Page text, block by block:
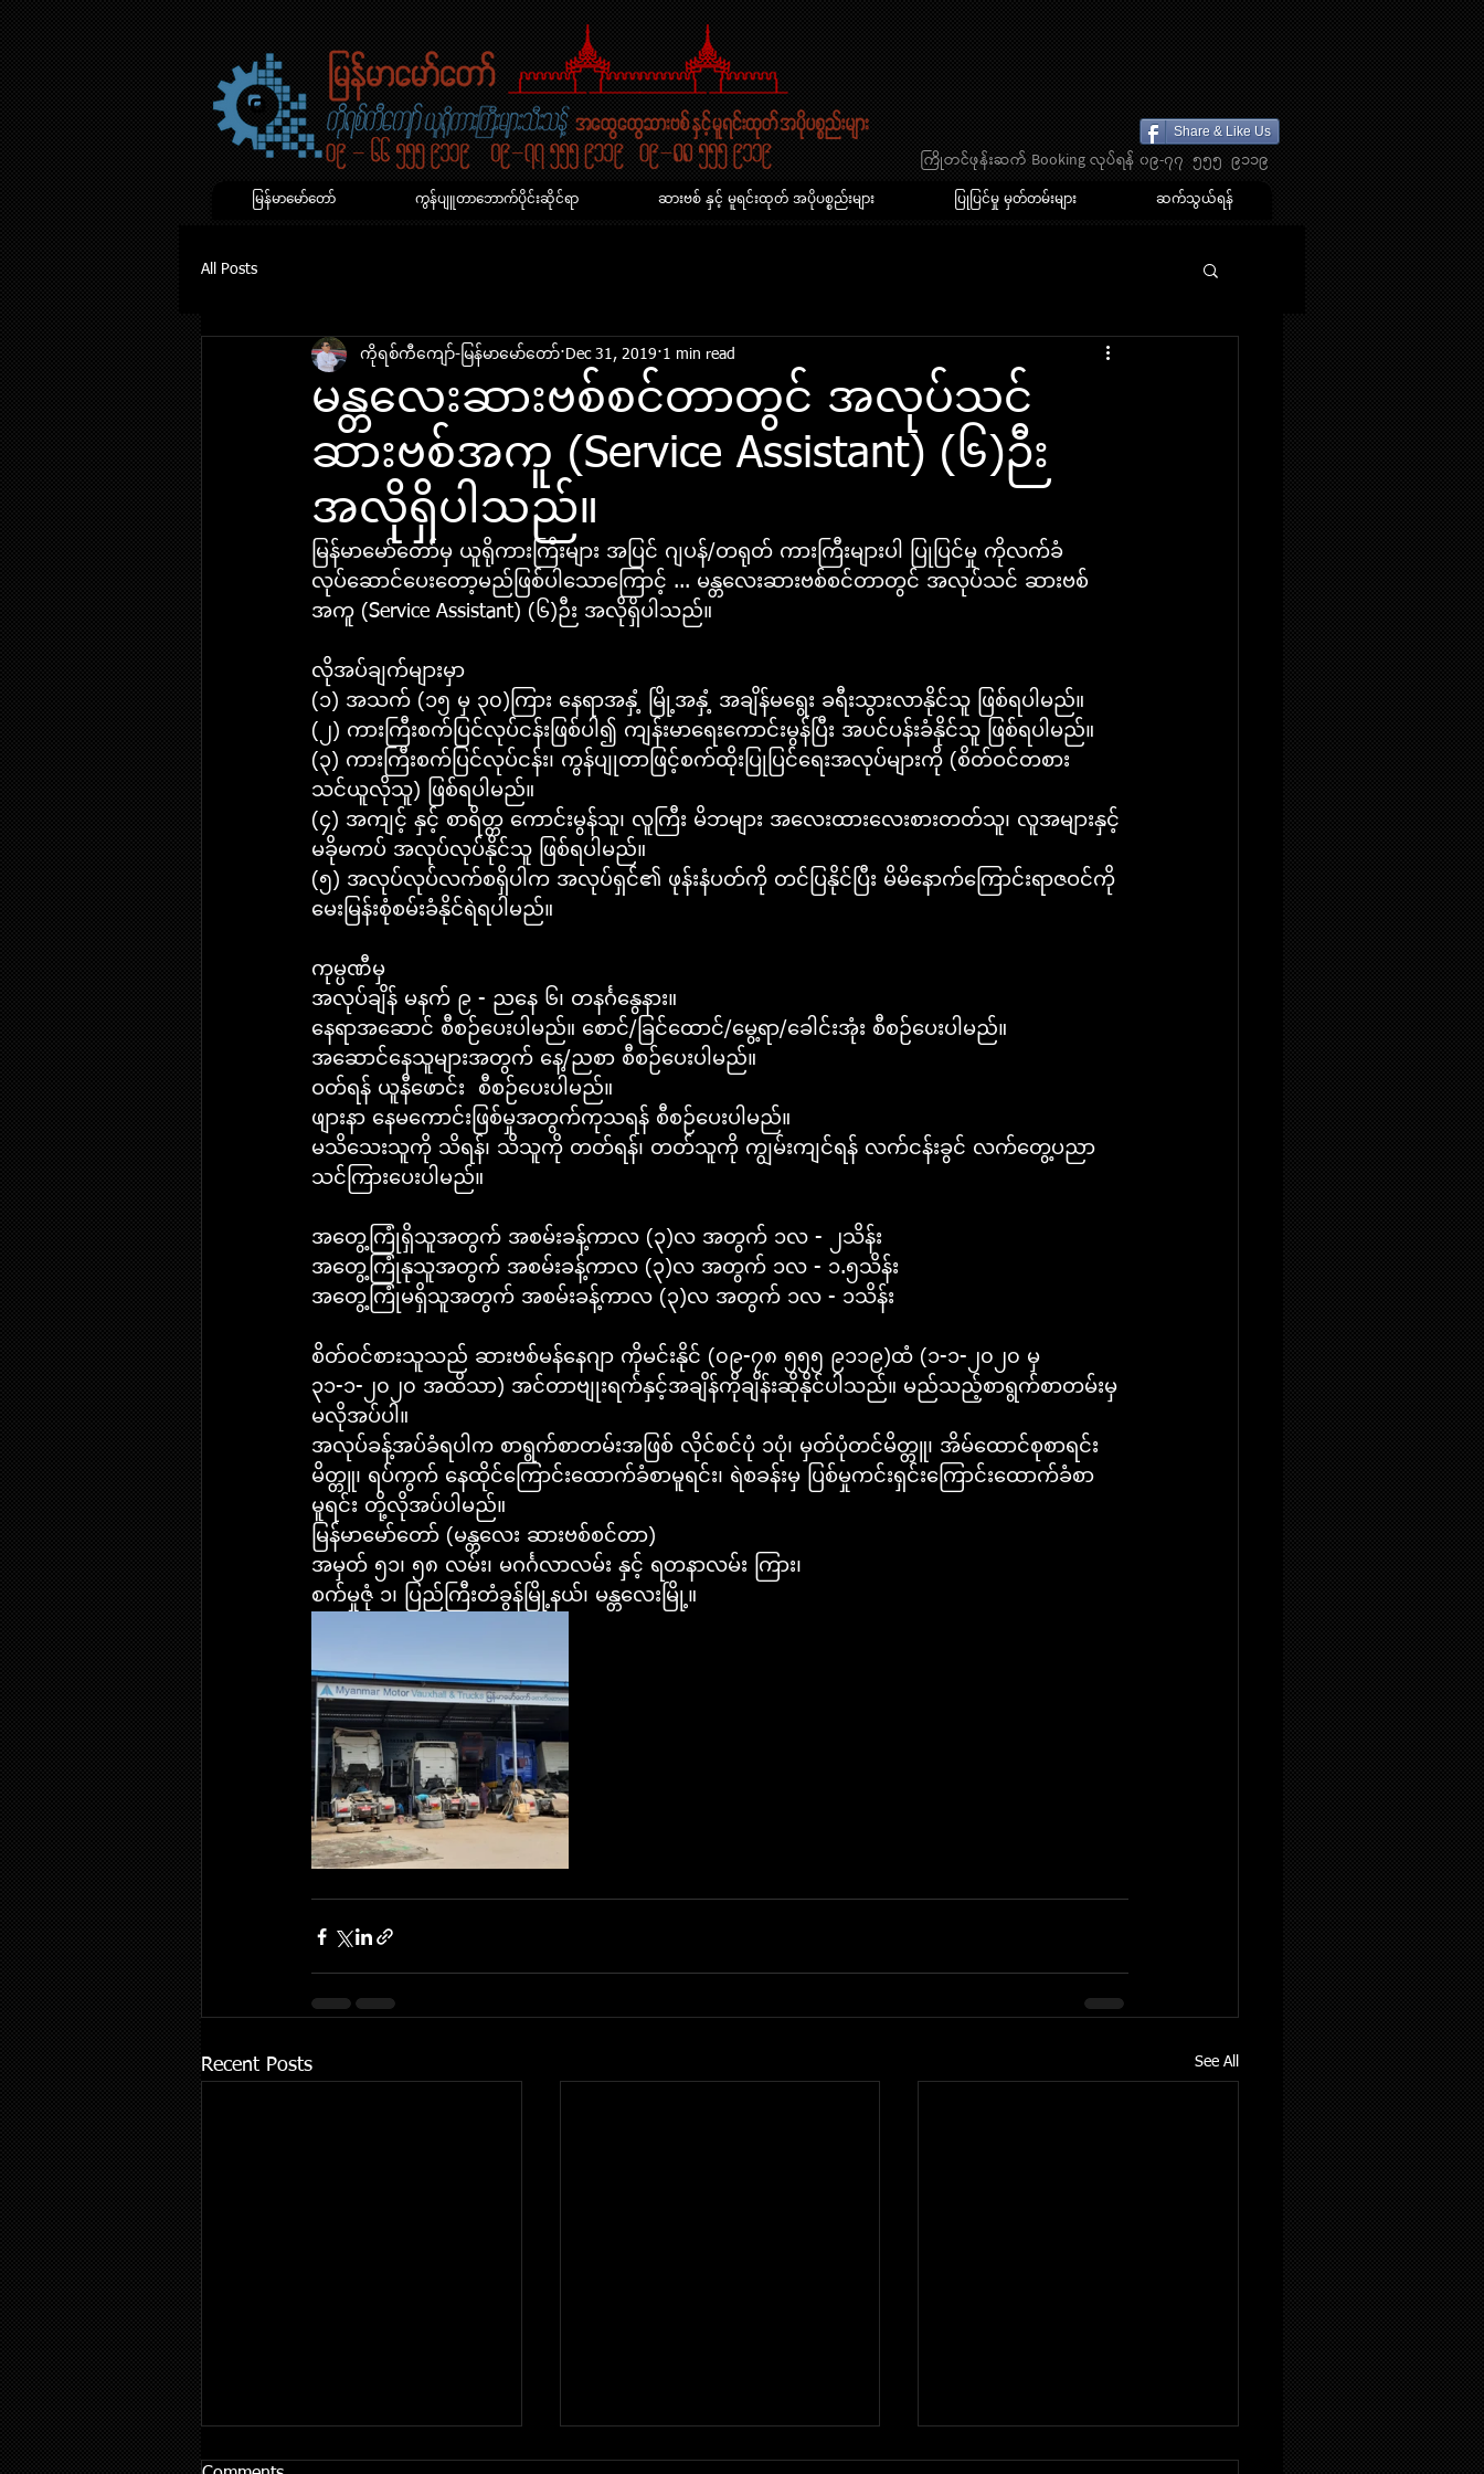
Share & Like Us
​ကြိုတင်ဖုန်းဆက် Booking လုပ်ရန် ၀၉-၇၇ ၅၅၅ ၉၁၁၉
မြန်မာမော်တော် ကွန်ပျူတာဘောက်ပိုင်းဆိုင်ရာ ဆားဗစ် နှင့် မူရင်းထုတ် အပိုပစ္စည်းများ ပြုပြင်မှု မှတ်တမ်းများ ဆက်သွယ်ရန်
All Posts
မန္တလေးဆားဗစ်စင်တာတွင် အလုပ်သင်
ဆားဗစ်အကူ (Service Assistant) (၆)ဉီး
အလိုရှိပါသည်။
ကိုရစ်ကီကျော်-မြန်မာ​မော်​တော် Dec 31, 2019 1 min read
မြန်မာမော်တော်မှ ယူရိုကားကြီးများ အပြင် ဂျပန်/တရုတ် ကားကြီးများပါ ပြုပြင်မှု ကိုလက်ခံ
လုပ်ဆောင်ပေးတော့မည်ဖြစ်ပါသောကြောင့် ... မန္တလေးဆားဗစ်စင်တာတွင် အလုပ်သင် ဆားဗစ်
အကူ (Service Assistant) (၆)ဉီး အလိုရှိပါသည်။
လိုအပ်ချက်များမှာ
(၁) အသက် (၁၅ မှ ၃၀)ကြား နေရာအနှံ့ မြို့အနှံ့ အချိန်မရွေး ခရီးသွားလာနိုင်သူ ဖြစ်ရပါမည်။
(၂) ကားကြီးစက်ပြင်လုပ်ငန်းဖြစ်ပါ၍ ကျန်းမာရေးကောင်းမွန်ပြီး အပင်ပန်းခံနိုင်သူ ဖြစ်ရပါမည်။
(၃) ကားကြီးစက်ပြင်လုပ်ငန်း၊ ကွန်ပျုတာဖြင့်စက်ထိုးပြုပြင်ရေးအလုပ်များကို (စိတ်ဝင်တစား
သင်ယူလိုသူ) ဖြစ်ရပါမည်။
(၄) အကျင့် နှင့် စာရိတ္တ ကောင်းမွန်သူ၊ လူကြီး မိဘများ အလေးထားလေးစားတတ်သူ၊ လူအများနှင့်
မခိုမကပ် အလုပ်လုပ်နိုင်သူ ဖြစ်ရပါမည်။
(၅) အလုပ်လုပ်လက်စရှိပါက အလုပ်ရှင်၏ ဖုန်းနံပတ်ကို တင်ပြနိုင်ပြီး မိမိနောက်ကြောင်းရာဇဝင်ကို
မေးမြန်းစုံစမ်းခံနိုင်ရဲရပါမည်။
ကုမ္ပဏီမှ
အလုပ်ချိန် မနက် ၉ - ညနေ ၆၊ တနင်္ဂနွေနား။
နေရာအဆောင် စီစဉ်ပေးပါမည်။ စောင်/ခြင်ထောင်/မွေ့ရာ/ခေါင်းအုံး စီစဉ်ပေးပါမည်။
အဆောင်နေသူများအတွက် နေ့/ညစာ စီစဉ်ပေးပါမည်။
ဝတ်ရန် ယူနီဖောင်း  စီစဉ်ပေးပါမည်။
ဖျားနာ နေမကောင်းဖြစ်မှုအတွက်ကုသရန် စီစဉ်ပေးပါမည်။
မသိသေးသူကို သိရန်၊ သိသူကို တတ်ရန်၊ တတ်သူကို ကျွမ်းကျင်ရန် လက်ငန်းခွင် လက်တွေ့ပညာ
သင်ကြားပေးပါမည်။
အတွေ့ကြုံရှိသူအတွက် အစမ်းခန့်ကာလ (၃)လ အတွက် ၁လ - ၂သိန်း
အတွေ့ကြုံနုသူအတွက် အစမ်းခန့်ကာလ (၃)လ အတွက် ၁လ - ၁.၅သိန်း
အတွေ့ကြုံမရှိသူအတွက် အစမ်းခန့်ကာလ (၃)လ အတွက် ၁လ - ၁သိန်း
စိတ်ဝင်စားသူသည် ဆားဗစ်မန်နေဂျာ ကိုမင်းနိုင် (၀၉-၇၈ ၅၅၅ ၉၁၁၉)ထံ (၁-၁-၂၀၂၀ မှ
၃၁-၁-၂၀၂၀ အထိသာ) အင်တာဗျုးရက်နှင့်အချိန်ကိုချိန်းဆိုနိုင်ပါသည်။ မည်သည့်စာရွက်စာတမ်းမှ
မလိုအပ်ပါ။
အလုပ်ခန့်အပ်ခံရပါက စာရွက်စာတမ်းအဖြစ် လိုင်စင်ပုံ ၁ပုံ၊ မှတ်ပုံတင်မိတ္တူ၊ အိမ်ထောင်စုစာရင်း
မိတ္တူ၊ ရပ်ကွက် နေထိုင်ကြောင်းထောက်ခံစာမူရင်း၊ ရဲစခန်းမှ ပြစ်မှုကင်းရှင်းကြောင်းထောက်ခံစာ
မူရင်း တို့လိုအပ်ပါမည်။
မြန်မာမော်တော် (မန္တလေး ဆားဗစ်စင်တာ)
အမှတ် ၅၁၊ ၅၈ လမ်း၊ မဂင်္ဂလာလမ်း နှင့် ရတနာလမ်း ကြား၊
စက်မှုဇုံ ၁၊ ပြည်ကြီးတံခွန်မြို့နယ်၊ မန္တလေးမြို့။
Recent Posts See All